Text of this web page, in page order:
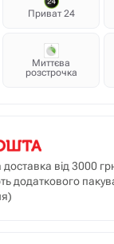
Приват 24
Миттєва
розстрочка
від 3000
додаткового